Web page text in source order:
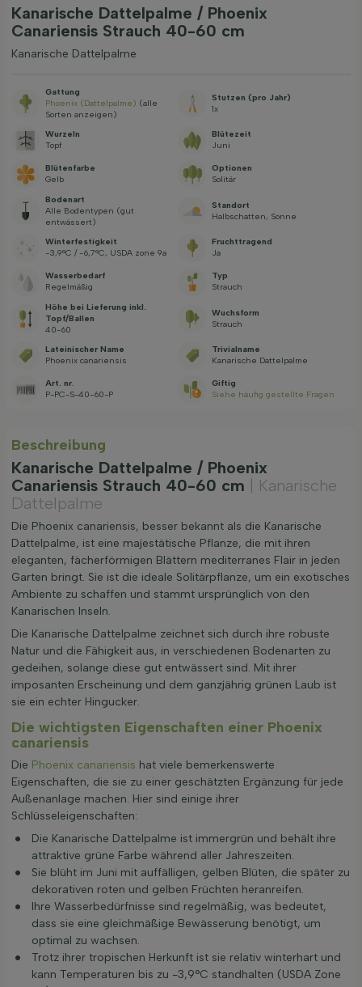
Kanarische Dattelpalme / Phoenix
Canariensis Strauch 40-60 cm
Kanarische Dattelpalme
Gattung
Phoenix (Dattelpalme) (alle
Sorten anzeigen)
Stutzen (pro Jahr)
1x
Wurzeln
Topf
Blütezeit
Juni
Blütenfarbe
Gelb
Optionen
Solitär
Bodenart
Alle Bodentypen (gut
entwässert)
Standort
Halbschatten, Sonne
Winterfestigkeit
-3,9°C / -6,7°C, USDA zone 9a
Fruchttragend
Ja
Wasserbedarf
Regelmäßig
Typ
Strauch
Höhe bei Lieferung inkl.
Topf/Ballen
40-60
Wuchsform
Strauch
Lateinischer Name
Phoenix canariensis
Trivialname
Kanarische Dattelpalme
Art. nr.
P-PC-S-40-60-P
Giftig
Siehe häufig gestellte Fragen
Beschreibung
Kanarische Dattelpalme / Phoenix
Canariensis Strauch 40-60 cm
| Kanarische
Dattelpalme
Die Phoenix canariensis, besser bekannt als die Kanarische
Dattelpalme, ist eine majestätische Pflanze, die mit ihren
eleganten, fächerförmigen Blättern mediterranes Flair in jeden
Garten bringt. Sie ist die ideale Solitärpflanze, um ein exotisches
Ambiente zu schaffen und stammt ursprünglich von den
Kanarischen Inseln.
Die Kanarische Dattelpalme zeichnet sich durch ihre robuste
Natur und die Fähigkeit aus, in verschiedenen Bodenarten zu
gedeihen, solange diese gut entwässert sind. Mit ihrer
imposanten Erscheinung und dem ganzjährig grünen Laub ist
sie ein echter Hingucker.
Die wichtigsten Eigenschaften einer Phoenix
canariensis
Die Phoenix canariensis hat viele bemerkenswerte
Eigenschaften, die sie zu einer geschätzten Ergänzung für jede
Außenanlage machen. Hier sind einige ihrer
Schlüsseleigenschaften:
Die Kanarische Dattelpalme ist immergrün und behält ihre
attraktive grüne Farbe während aller Jahreszeiten.
Sie blüht im Juni mit auffälligen, gelben Blüten, die später zu
dekorativen roten und gelben Früchten heranreifen.
Ihre Wasserbedürfnisse sind regelmäßig, was bedeutet,
dass sie eine gleichmäßige Bewässerung benötigt, um
optimal zu wachsen.
Trotz ihrer tropischen Herkunft ist sie relativ winterhart und
kann Temperaturen bis zu -3,9°C standhalten (USDA Zone